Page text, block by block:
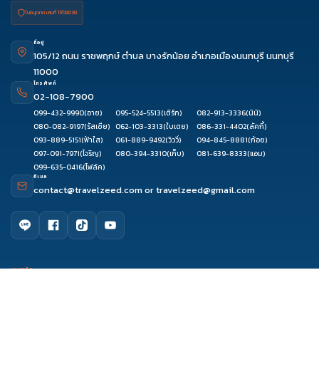
ใบอนุญาต เลขที่ 11/08038
ที่อยู่
105/12 ถนน ราชพฤกษ์ ตำบล บางรักน้อย อำเภอเมืองนนทบุรี นนทบุรี
11000
โทรศัพท์
02-108-7900
099-432-9990(อาย) 095-524-5513(เติร์ก) 082-913-3336(นินิ)
080-082-9197(รัสเซีย) 062-103-3313(ใบเตย) 086-331-4402(ลัคกี้)
093-889-5151(ฟ้าใส) 061-889-9492(วิววี่) 094-845-8881(ก้อย)
097-091-7971(โจริญ) 080-394-3310(เก็บ) 081-639-8333(แอม)
099-635-0416(โฟล์ค)
อีเมล
contact@travelzeed.comortravelzeed@gmail.com
เมนูหลัก